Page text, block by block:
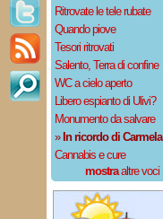
Ritrovate le tele rubate
Quando piove
Tesori ritrovati
Salento, Terra di confine
WC a cielo aperto
Libero espianto di Ulivi?
Monumento da salvare
» In ricordo di Carmela
Cannabis e cure
mostraaltre voci